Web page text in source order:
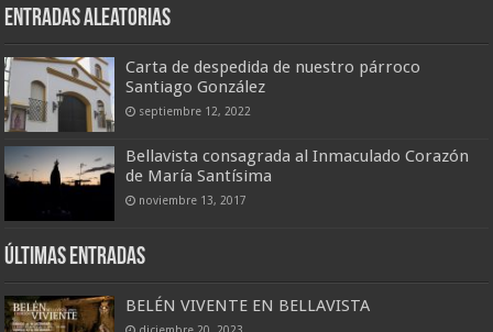
Entradas aleatorias
Carta de despedida de nuestro párroco
Santiago González
septiembre 12, 2022
Bellavista consagrada al Inmaculado Corazón
de María Santísima
noviembre 13, 2017
Últimas entradas
BELÉN VIVENTE EN BELLAVISTA